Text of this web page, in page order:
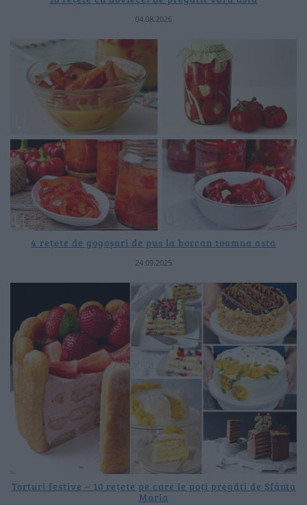
04.08.2026
4 rețete de gogoșari de pus la borcan toamna asta
24.09.2025
Torturi festive – 10 rețete pe care le poți pregăti de Sfânta
Maria